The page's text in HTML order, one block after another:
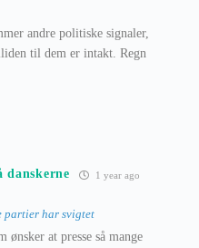
andre politiske signaler,
til dem er intakt. Regn
danskerne 1 year ago
partier har svigtet
at presse så mange